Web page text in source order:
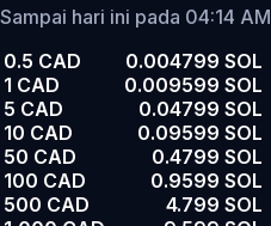
Sampai hari ini pada 04:14 AM
0.5 CAD
0.004799 SOL
1 CAD
0.009599 SOL
5 CAD
0.04799 SOL
10 CAD
0.09599 SOL
50 CAD
0.4799 SOL
100 CAD
0.9599 SOL
500 CAD
4.799 SOL